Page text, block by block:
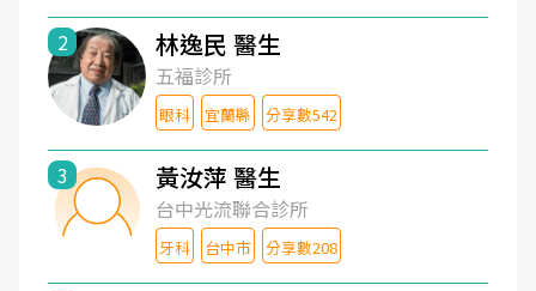
2 林逸民 醫生
五福診所
眼科 宜蘭縣 分享數542
3 黃汝萍 醫生
台中光流聯合診所
牙科 台中市 分享數208